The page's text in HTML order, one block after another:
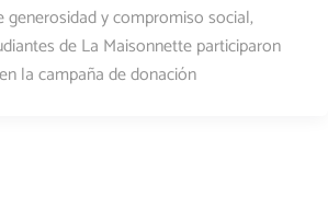
generosidad y compromiso social,
de La Maisonnette participaron
la campaña de donación